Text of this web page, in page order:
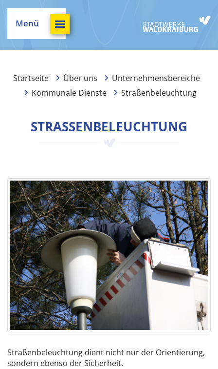
Menü
Startseite Über uns
Unternehmensbereiche
Kommunale Dienste
Straßenbeleuchtung
STRASSENBELEUCHTUNG
Straßenbeleuchtung dient nicht nur der Orientierung,
sondern ebenso der Sicherheit.